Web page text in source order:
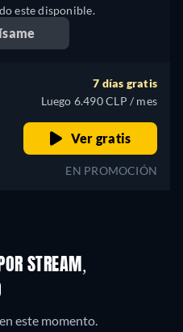
este disponible.
7 días gratis
Luego 6.490 CLP / mes
Ver gratis
EN PROMOCIÓN
STREAM,
este momento.